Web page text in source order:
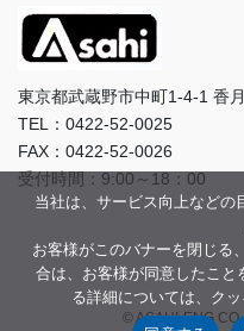
東京都武蔵野市中町1-4-1 香
TEL：0422-52-0025
FAX：0422-52-0026
受付時間：9:00～18：00
© ASAHI-ENG
当社は、サービス向上など
お客様がこのバナーを閉じる
合は、お客様が同意したこ
る詳細については、ク